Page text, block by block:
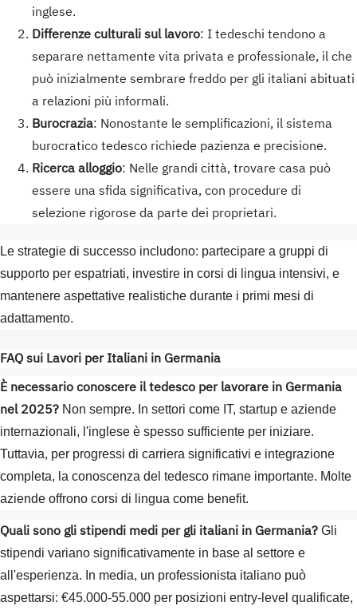
inglese.
Differenze culturali sul lavoro: I tedeschi tendono a
separare nettamente vita privata e professionale, il che
può inizialmente sembrare freddo per gli italiani abituati
a relazioni più informali.
Burocrazia: Nonostante le semplificazioni, il sistema
burocratico tedesco richiede pazienza e precisione.
Ricerca alloggio: Nelle grandi città, trovare casa può
essere una sfida significativa, con procedure di
selezione rigorose da parte dei proprietari.
Le strategie di successo includono: partecipare a gruppi di
supporto per espatriati, investire in corsi di lingua intensivi, e
mantenere aspettative realistiche durante i primi mesi di
adattamento.
FAQ sui Lavori per Italiani in Germania
È necessario conoscere il tedesco per lavorare in Germania
nel 2025? Non sempre. In settori come IT, startup e aziende
internazionali, l'inglese è spesso sufficiente per iniziare.
Tuttavia, per progressi di carriera significativi e integrazione
completa, la conoscenza del tedesco rimane importante. Molte
aziende offrono corsi di lingua come benefit.
Quali sono gli stipendi medi per gli italiani in Germania? Gli
stipendi variano significativamente in base al settore e
all'esperienza. In media, un professionista italiano può
aspettarsi: €45.000-55.000 per posizioni entry-level qualificate,